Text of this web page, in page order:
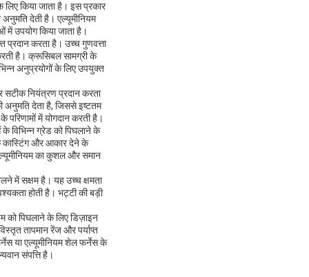
किया जाता है। इस प्रकार
देती है। एल्यूमीनियम
में उपयोग किया जाता है।
प्रदान करता है। उच्च गुणवत्ता
है। क्रूसिबल सामग्री के
अनुप्रयोगों के लिए उपयुक्त
सटीक नियंत्रण प्रदान करता
अनुमति देता है, जिससे इष्टतम
परिणामों में योगदान करती है।
विभिन्न ग्रेड को पिघलाने के
कास्टिंग और आकार देने के
का कुशल और समान
में सक्षम है। यह उच्च क्षमता
होती है। भट्टी की बड़ी
को पिघलाने के लिए डिज़ाइन
तापमान रेंज और पर्याप्त
या एल्यूमीनियम शेल फर्नेस के
संपत्ति है।